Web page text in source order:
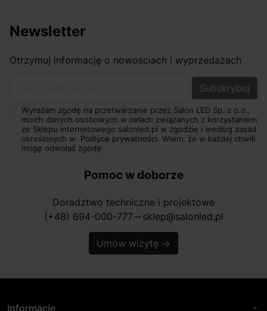
Newsletter
Otrzymuj informację o nowościach i wyprzedażach
Wyrażam zgodę na przetwarzanie przez Salon LED Sp. z o.o.,
moich danych osobowych w celach związanych z korzystaniem
ze Sklepu internetowego salonled.pl w zgodzie i według zasad
określonych w Polityce prywatności. Wiem, że w każdej chwili
mogę odwołać zgodę.
Pomoc w doborze
Doradztwo techniczne i projektowe
(+48) 694-000-777 horizontal_rule sklep@salonled.pl
Umów wizytę →
Informacje arrow_drop_down